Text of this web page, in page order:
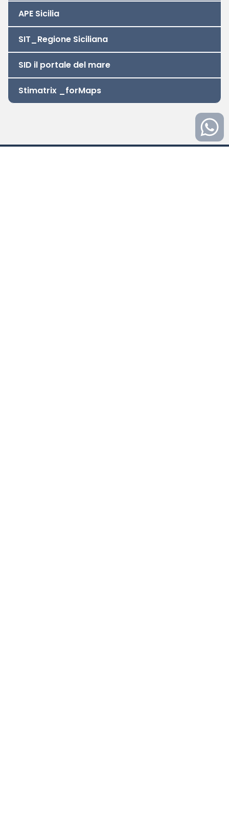
APE Sicilia
SIT_Regione Siciliana
SID il portale del mare
Stimatrix _forMaps